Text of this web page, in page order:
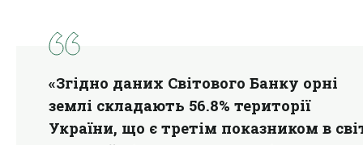
«Згідно даних Світового Банку орні
землі складають 56.8% території
України, що є третім показником в